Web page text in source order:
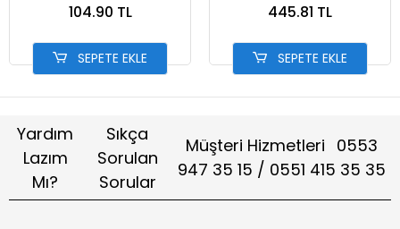
104.90 TL
SEPETE EKLE
445.81 TL
SEPETE EKLE
Yardım
Lazım
Mı?
Sıkça
Sorulan
Sorular
Müşteri Hizmetleri 0553
947 35 15 / 0551 415 35 35